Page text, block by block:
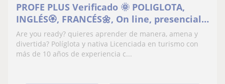
PROFE PLUS Verificado 🌞 POLIGLOTA,
INGLÉS🏵️, FRANCÉS🌼, On line, presencial y
grupales
Are you ready? quieres aprender de manera, amena y
divertida? Políglota y nativa Licenciada en turismo con
más de 10 años de experiencia c...